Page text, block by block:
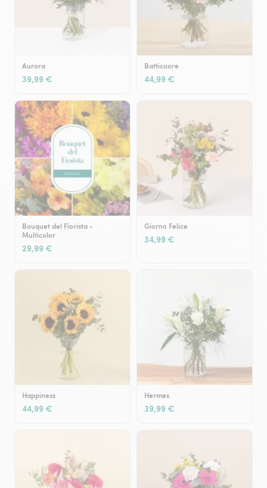
Aurora
39,99 €
Batticuore
44,99 €
Bouquet del Fiorista -
Multicolor
29,99 €
Giorno Felice
34,99 €
Happiness
44,99 €
Hermes
39,99 €